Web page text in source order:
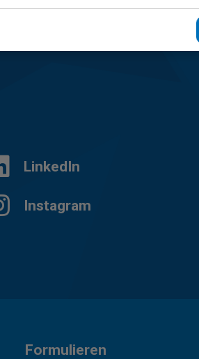
LinkedIn
Instagram
Formulieren